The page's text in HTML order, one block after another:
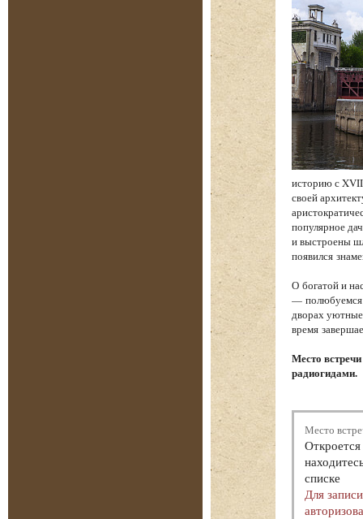
историю с
своей
популярное
и выстроены
появился
О богатой и
— полюбуемся
дворах
время
Место
радиогидами.
Место
списке
Для